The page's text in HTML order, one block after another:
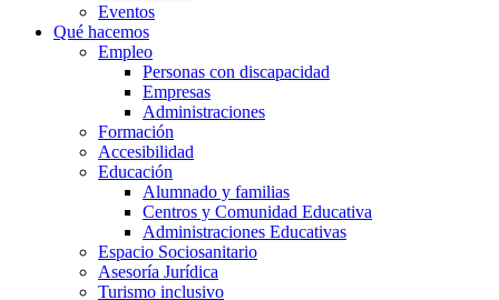
Eventos
Qué hacemos
Empleo
Personas con discapacidad
Empresas
Administraciones
Formación
Accesibilidad
Educación
Alumnado y familias
Centros y Comunidad Educativa
Administraciones Educativas
Espacio Sociosanitario
Asesoría Jurídica
Turismo inclusivo